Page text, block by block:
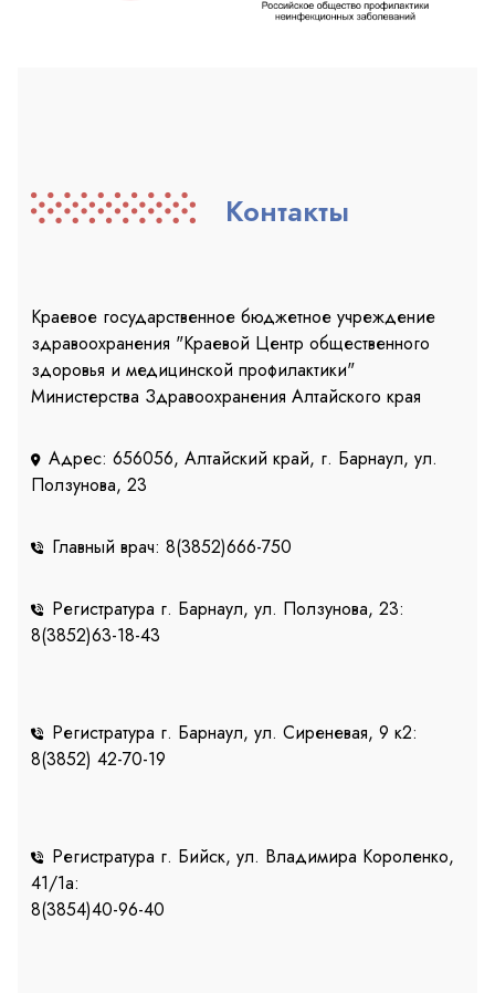
Контакты
Краевое государственное бюджетное учреждение
здравоохранения "Краевой Центр общественного
здоровья и медицинской профилактики"
Министерства Здравоохранения Алтайского края
Адрес: 656056, Алтайский край, г. Барнаул, ул.
Ползунова, 23
Главный врач: 8(3852)666-750
Регистратура г. Барнаул, ул. Ползунова, 23:
8(3852)63-18-43
Регистратура г. Барнаул, ул. Сиреневая, 9 к2:
8(3852) 42-70-19
Регистратура г. Бийск, ул. Владимира Короленко,
41/1a:
8(3854)40-96-40